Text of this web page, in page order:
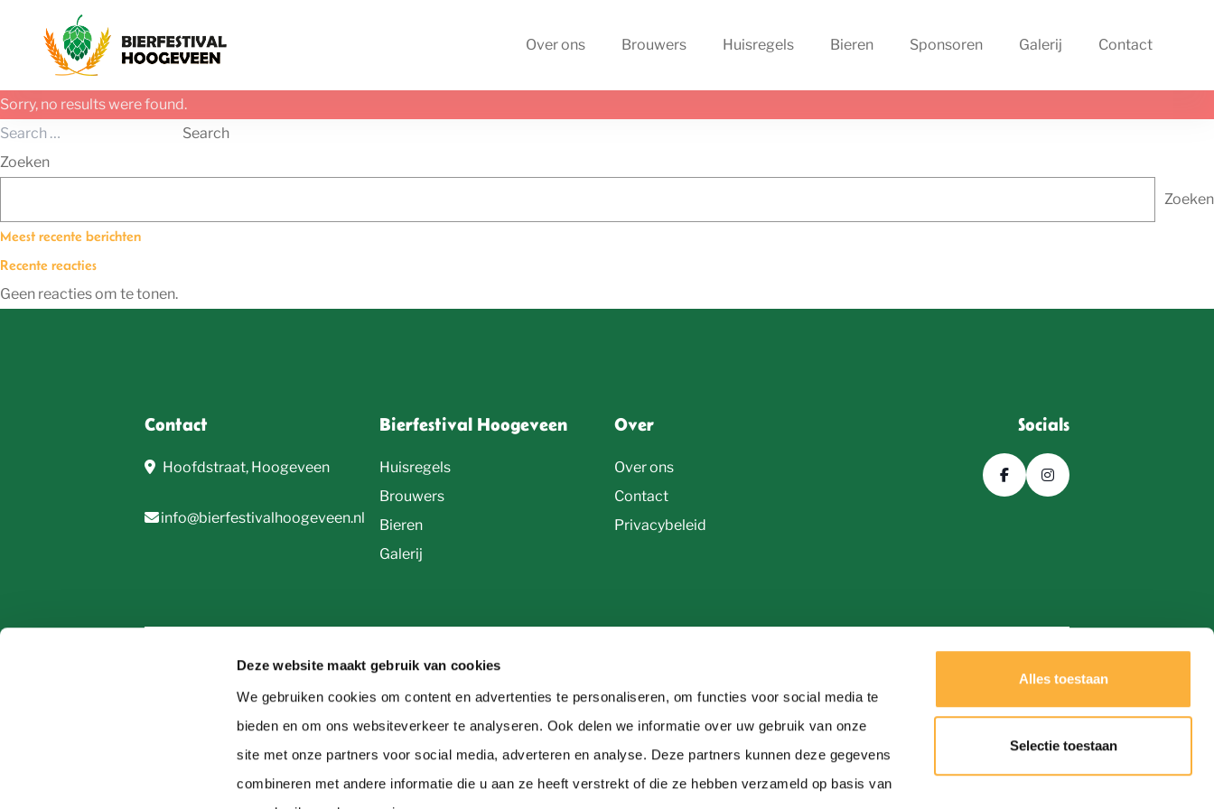
Deze website maakt gebruik van cookies
We gebruiken cookies om content en advertenties te personaliseren, om functies voor social media te
bieden en om ons websiteverkeer te analyseren. Ook delen we informatie over uw gebruik van onze
site met onze partners voor social media, adverteren en analyse. Deze partners kunnen deze gegevens
combineren met andere informatie die u aan ze heeft verstrekt of die ze hebben verzameld op basis van
Alles toestaan
Selectie toestaan
Ga naar de inhoud
Over ons
Brouwers Huisregels Bieren Sponsoren Galerij Contact
Sorry, no results were found.
Search for:
Search
Zoeken
Zoeken
Meest recente berichten
Recente reacties
Geen reacties om te tonen.
Contact
Hoofdstraat, Hoogeveen
info@bierfestivalhoogeveen.nl
Bierfestival Hoogeveen
Huisregels
Brouwers
Bieren
Galerij
Over
Over ons
Contact
Privacybeleid
Socials
© 2026, Bierfestival Hoogeveen